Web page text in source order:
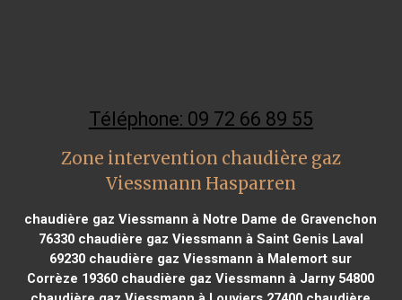
Téléphone: 09 72 66 89 55
Zone intervention chaudière gaz
Viessmann Hasparren
chaudière gaz Viessmann à Notre Dame de Gravenchon
76330chaudière gaz Viessmann à Saint Genis Laval
69230 chaudière gaz Viessmann à Malemort sur
Corrèze 19360 chaudière gaz Viessmann à Jarny 54800